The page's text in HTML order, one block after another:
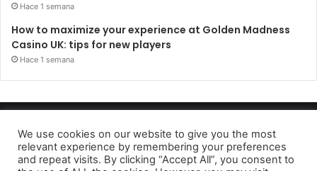
Hace 1 semana
How to maximize your experience at Golden Madness
Casino UK: tips for new players
Hace 1 semana
Periódico El Observador 2022
Avido de privacidad
We use cookies on our website to give you the most
relevant experience by remembering your preferences
and repeat visits. By clicking “Accept All”, you consent to